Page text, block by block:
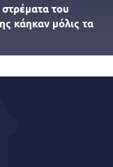
του
κάηκαν μόλις τα